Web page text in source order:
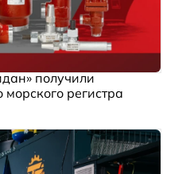
получили
регистра